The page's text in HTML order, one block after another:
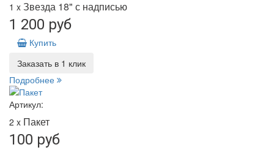
1 x Звезда 18" с надписью
1 200 руб
Купить
Заказать в 1 клик
Подробнее
Артикул:
2 x Пакет
100 руб